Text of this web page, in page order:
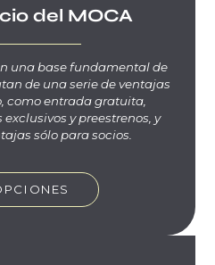
del MOCA
una base fundamental de
de una serie de ventajas
como entrada gratuita,
y preestrenos, y
sólo para socios.